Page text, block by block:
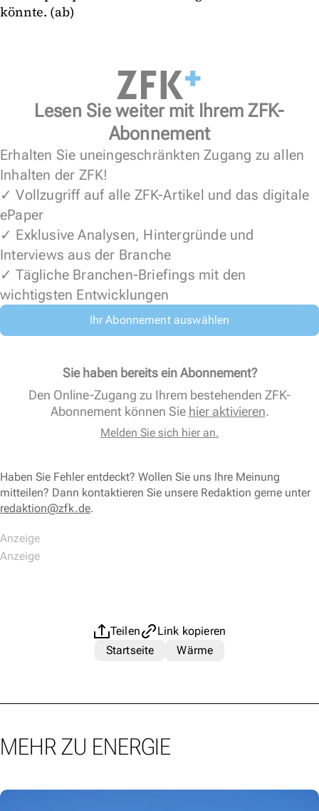
könnte. (ab)
Lesen Sie weiter mit Ihrem ZFK-
Abonnement
Erhalten Sie uneingeschränkten Zugang zu allen
Inhalten der ZFK!
✓ Vollzugriff auf alle ZFK-Artikel und das digitale
ePaper
✓ Exklusive Analysen, Hintergründe und
Interviews aus der Branche
✓ Tägliche Branchen-Briefings mit den
wichtigsten Entwicklungen
Ihr Abonnement auswählen
Sie haben bereits ein Abonnement?
Den Online-Zugang zu Ihrem bestehenden ZFK-
Abonnement können Sie hier aktivieren.
Melden Sie sich hier an.
Haben Sie Fehler entdeckt? Wollen Sie uns Ihre Meinung
mitteilen? Dann kontaktieren Sie unsere Redaktion gerne unter
redaktion@zfk.de.
Teilen
Link kopieren
Startseite
Wärme
MEHR ZU ENERGIE